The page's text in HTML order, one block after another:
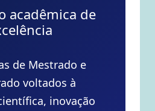
acadêmica de
de Mestrado e
voltados à
inovação